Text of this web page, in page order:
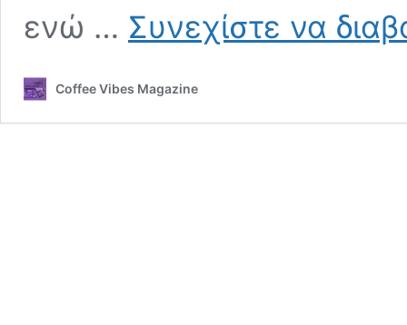
ενώ … Συνεχίστε να
Coffee Vibes Magazine